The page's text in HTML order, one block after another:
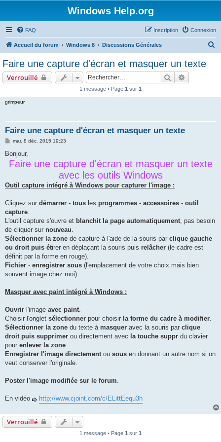
Windows Help.org
FAQ Connexion
Inscription
Accueil du forum Windows 8 Discussions Générales
Faire une capture d'écran et masquer un texte
Verrouillé Rechercher
1 message • Page 1 sur 1
grimpeur
Faire une capture d'écran et masquer un texte
M
s
a
mar. 8 déc. 2015 19:23
Bonjour,
Faire une capture d'écran et masquer un texte
avec les outils Windows
Outil capture intégré à Windows pour capturer l'image :
Cliquez sur démarrer - tous les programmes - accessoires - outil
capture.
L'outil capture s'ouvre et blanchit la page automatiquement, pas besoin
de cliquer sur nouveau.
Sélectionner la zone de capture à l'aide de la souris par clique gauche
ou droit puis étirer en déplaçant la souris puis relâcher (le cadre est
définit par la forme en rouge).
Fichier - enregistrer sous (l'emplacement de votre choix mais bien
souvent image chez moi).
Masquer avec paint intégré à Windows :
Ouvrir l'image avec paint.
Choisir l'onglet sélectionner pour choisir la forme du cadre à modifier.
Sélectionner la zone du texte à masquer avec la souris par clique
droit puis supprimer ou directement avec la touche suppr du clavier
pour enlever la zone.
Enregistrer l'image directement ou sous en donnant un autre nom si on
veut conserver l'originale.
Poster l'image modifiée sur le forum.
En vidéo http://www.cjoint.com/c/ELittEequ3h
Verrouillé
1 message • Page 1 sur 1